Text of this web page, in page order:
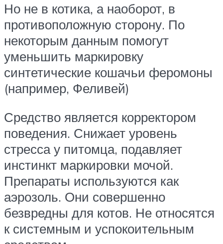
Но не в котика, а наоборот, в
противоположную сторону. По
некоторым данным помогут
уменьшить маркировку
синтетические кошачьи феромоны
(например, Феливей)
Средство является корректором
поведения. Снижает уровень
стресса у питомца, подавляет
инстинкт маркировки мочой.
Препараты используются как
аэрозоль. Они совершенно
безвредны для котов. Не относятся
к системным и успокоительным